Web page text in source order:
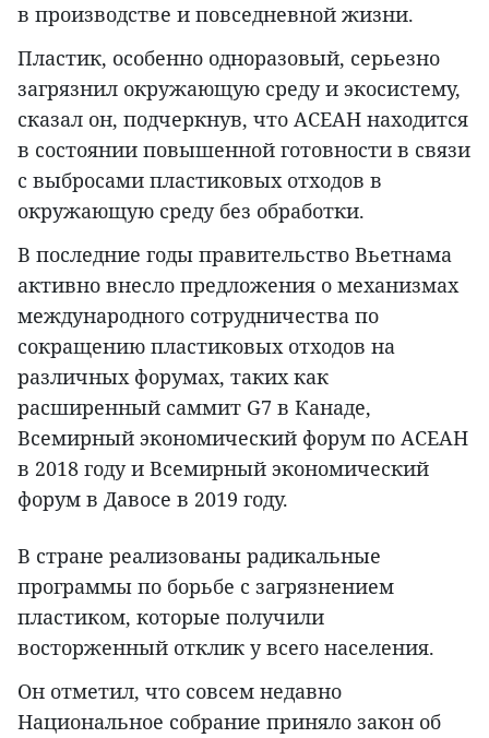
в производстве и повседневной жизни.
Пластик, особенно одноразовый, серьезно
загрязнил окружающую среду и экосистему,
сказал он, подчеркнув, что АСЕАН находится
в состоянии повышенной готовности в связи
с выбросами пластиковых отходов в
окружающую среду без обработки.
В последние годы правительство Вьетнама
активно внесло предложения о механизмах
международного сотрудничества по
сокращению пластиковых отходов на
различных форумах, таких как
расширенный саммит G7 в Канаде,
Всемирный экономический форум по АСЕАН
в 2018 году и Всемирный экономический
форум в Давосе в 2019 году.
В стране реализованы радикальные
программы по борьбе с загрязнением
пластиком, которые получили
восторженный отклик у всего населения.
Он отметил, что совсем недавно
Национальное собрание приняло закон об